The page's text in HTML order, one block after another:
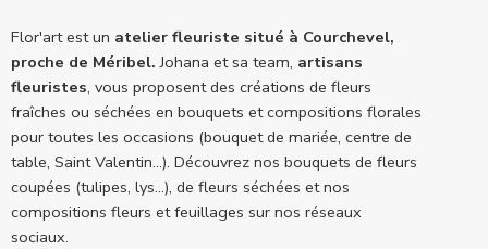
Flor'art est un atelier fleuriste situé à Courchevel,
proche de Méribel. Johana et sa team, artisans
fleuristes, vous proposent des créations de fleurs
fraîches ou séchées en bouquets et compositions florales
pour toutes les occasions (bouquet de mariée, centre de
table, Saint Valentin...). Découvrez nos bouquets de fleurs
coupées (tulipes, lys...), de fleurs séchées et nos
compositions fleurs et feuillages sur nos réseaux
sociaux.